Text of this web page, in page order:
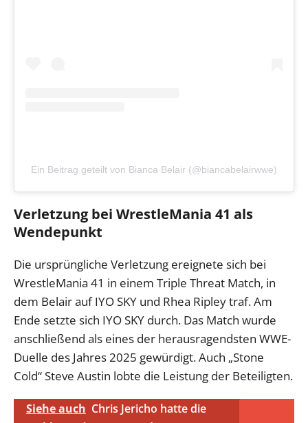
Ein Beitrag geteilt von Bianca Belair (@biancabelairwwe)
Verletzung bei WrestleMania 41 als
Wendepunkt
Die ursprüngliche Verletzung ereignete sich bei
WrestleMania 41 in einem Triple Threat Match, in
dem Belair auf IYO SKY und Rhea Ripley traf. Am
Ende setzte sich IYO SKY durch. Das Match wurde
anschließend als eines der herausragendsten WWE-
Duelle des Jahres 2025 gewürdigt. Auch „Stone
Cold“ Steve Austin lobte die Leistung der Beteiligten.
Siehe auch Chris Jericho hatte die